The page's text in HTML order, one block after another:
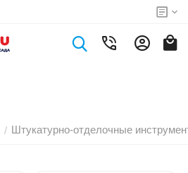
/ Штукатурно-отделочные